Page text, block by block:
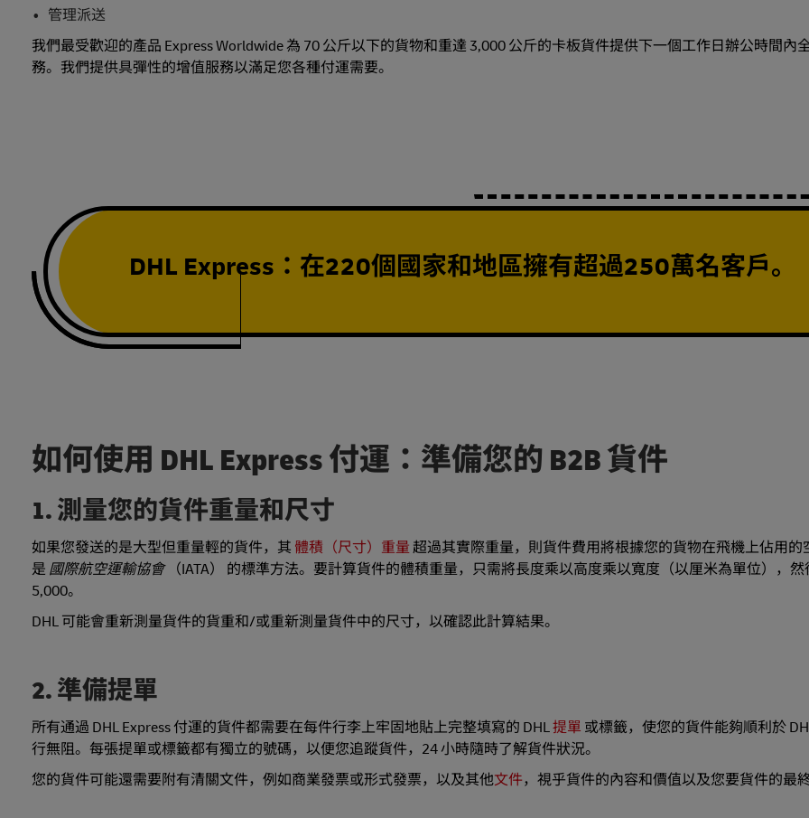
管理派送
我們最受歡迎的產品 Express Worldwide 為 70 公斤以下的貨物和重達 3,000 公斤的卡板貨件提供下一個工作日辦公時間內
務。我們提供具彈性的增值服務以滿足您各種付運需要。
DHL Express：在220個國家和地區擁有超過250萬名客戶。
如何使用 DHL Express 付運：準備您的 B2B 貨件
1. 測量您的貨件重量和尺寸
如果您發送的是大型但重量輕的貨件，其 體積（尺寸）重量 超過其實際重量，則貨件費用將根據您的貨物在飛機上佔用的
是 國際航空運輸協會（IATA） 的標準方法。要計算貨件的體積重量，只需將長度乘以高度乘以寬度（以厘米為單位），然
5,000。
DHL 可能會重新測量貨件的貨重和/或重新測量貨件中的尺寸，以確認此計算結果。
2. 準備提單
所有通過 DHL Express 付運的貨件都需要在每件行李上牢固地貼上完整填寫的 DHL提單 或標籤，使您的貨件能夠順利於
行無阻。每張提單或標籤都有獨立的號碼，以便您追蹤貨件，24 小時隨時了解貨件狀況。
您的貨件可能還需要附有清關文件，例如商業發票或形式發票，以及其他文件，視乎貨件的內容和價值以及您要貨件的最